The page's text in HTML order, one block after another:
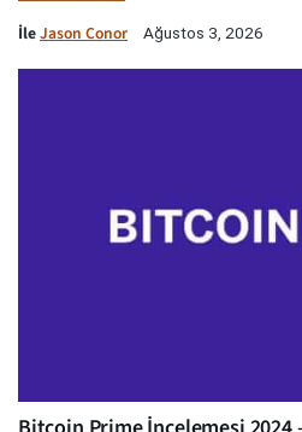
İleJason Conor Ağustos 3, 2026